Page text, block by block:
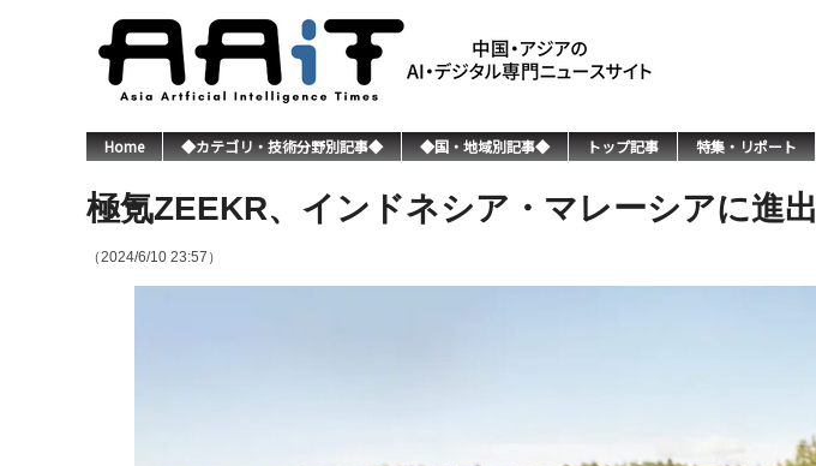
Home ◆カテゴリ・技術分野別記事◆ ◆国・地域別記事◆ トップ記事 特集・リポート
極氪ZEEKR、インドネシア・マレーシアに進出
（2024/6/10 23:57）